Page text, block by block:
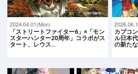
2024.04.01(Mon)
「ストリートファイター6」×「モン
スターハンター20周年」コラボがス
タート、レウス…
カプコ
ル日本
の新た